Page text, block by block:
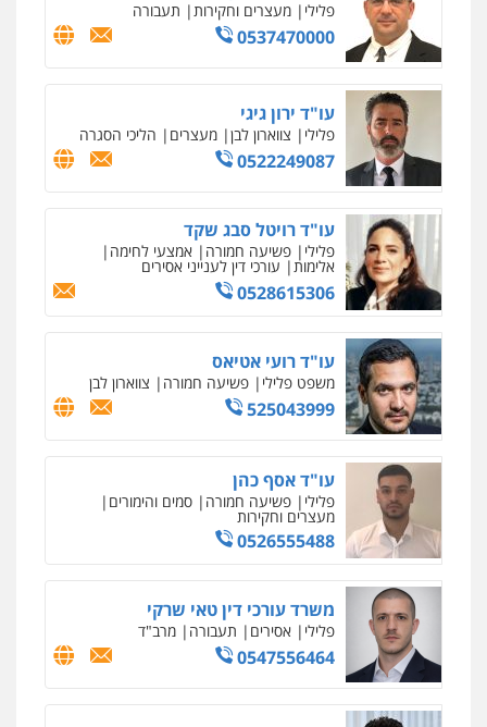
פלילי מעצרים וחקירות תעבורה
0537470000
עו"ד ירון גיגי
פלילי צווארון לבן מעצרים הליכי הסגרה
0522249087
עו"ד רויטל סבג שקד
פלילי פשיעה חמורה אמצעי לחימה
אלימות עורכי דין לענייני אסירים
0528615306
עו"ד רועי אטיאס
משפט פלילי פשיעה חמורה צווארון לבן
525043999
עו"ד אסף כהן
פלילי פשיעה חמורה סמים והימורים
מעצרים וחקירות
0526555488
משרד עורכי דין טאי שרקי
פלילי אסירים תעבורה מרב"ד
0547556464